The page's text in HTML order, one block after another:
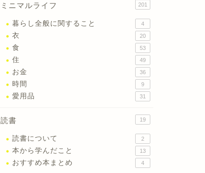
ミニマルライフ 201
暮らし全般に関すること 4
衣 20
食 53
住 49
お金 36
時間 9
愛用品 31
読書 19
読書について 2
本から学んだこと 13
おすすめ本まとめ 4